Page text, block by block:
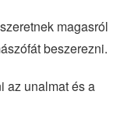
magasról
beszerezni.
az unalmat és a